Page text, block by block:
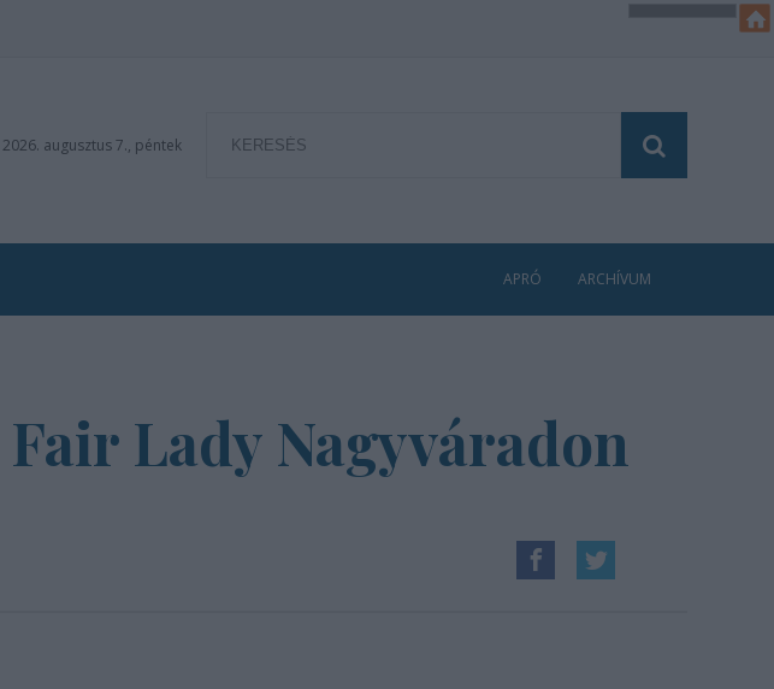
2026. augusztus 7., péntek
APRÓ ARCHÍVUM
Lady Nagyváradon